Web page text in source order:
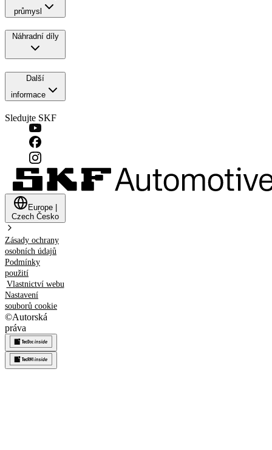
průmysl
Náhradní díly
Další
informace
Sledujte SKF
Europe
Czech Česko
Zásady ochrany
osobních údajů
Podmínky
použití
Vlastnictví webu
Nastavení
souborů cookie
©Autorská
práva